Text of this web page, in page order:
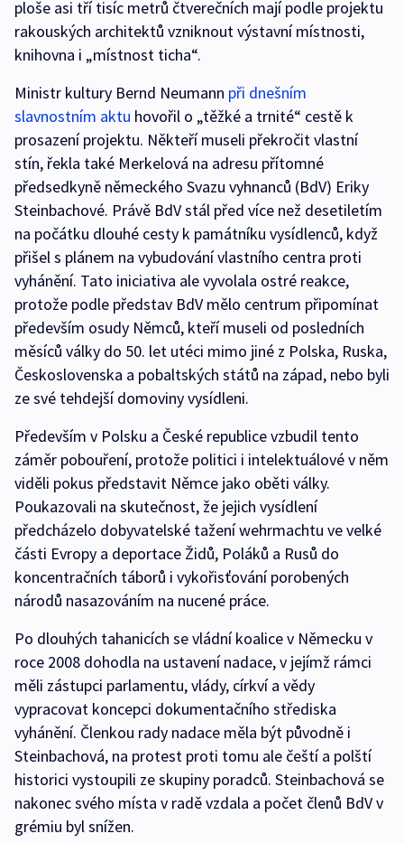
ploše asi tří tisíc metrů čtverečních mají podle projektu
rakouských architektů vzniknout výstavní místnosti,
knihovna i „místnost ticha“.
Ministr kultury Bernd Neumann při dnešním
slavnostním aktu hovořil o „těžké a trnité“ cestě k
prosazení projektu. Někteří museli překročit vlastní
stín, řekla také Merkelová na adresu přítomné
předsedkyně německého Svazu vyhnanců (BdV) Eriky
Steinbachové. Právě BdV stál před více než desetiletím
na počátku dlouhé cesty k památníku vysídlenců, když
přišel s plánem na vybudování vlastního centra proti
vyhánění. Tato iniciativa ale vyvolala ostré reakce,
protože podle představ BdV mělo centrum připomínat
především osudy Němců, kteří museli od posledních
měsíců války do 50. let utéci mimo jiné z Polska, Ruska,
Československa a pobaltských států na západ, nebo byli
ze své tehdejší domoviny vysídleni.
Především v Polsku a České republice vzbudil tento
záměr pobouření, protože politici i intelektuálové v něm
viděli pokus představit Němce jako oběti války.
Poukazovali na skutečnost, že jejich vysídlení
předcházelo dobyvatelské tažení wehrmachtu ve velké
části Evropy a deportace Židů, Poláků a Rusů do
koncentračních táborů i vykořisťování porobených
národů nasazováním na nucené práce.
Po dlouhých tahanicích se vládní koalice v Německu v
roce 2008 dohodla na ustavení nadace, v jejímž rámci
měli zástupci parlamentu, vlády, církví a vědy
vypracovat koncepci dokumentačního střediska
vyhánění. Členkou rady nadace měla být původně i
Steinbachová, na protest proti tomu ale čeští a polští
historici vystoupili ze skupiny poradců. Steinbachová se
nakonec svého místa v radě vzdala a počet členů BdV v
grémiu byl snížen.